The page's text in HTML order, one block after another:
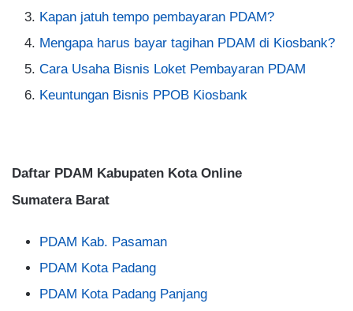
Kapan jatuh tempo pembayaran PDAM?
Mengapa harus bayar tagihan PDAM di Kiosbank?
Cara Usaha Bisnis Loket Pembayaran PDAM
Keuntungan Bisnis PPOB Kiosbank
Daftar PDAM Kabupaten Kota Online
Sumatera Barat
PDAM Kab. Pasaman
PDAM Kota Padang
PDAM Kota Padang Panjang